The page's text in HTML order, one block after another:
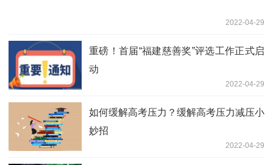
2022-04-29
重磅！首届“福建慈善奖”评选工作正式启
动
2022-04-29
如何缓解高考压力？缓解高考压力减压小
妙招
2022-04-29